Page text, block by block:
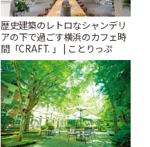
歴史建築のレトロなシャンデリ
アの下で過ごす横浜のカフェ時
間「CRAFT. 」 | ことりっぷ